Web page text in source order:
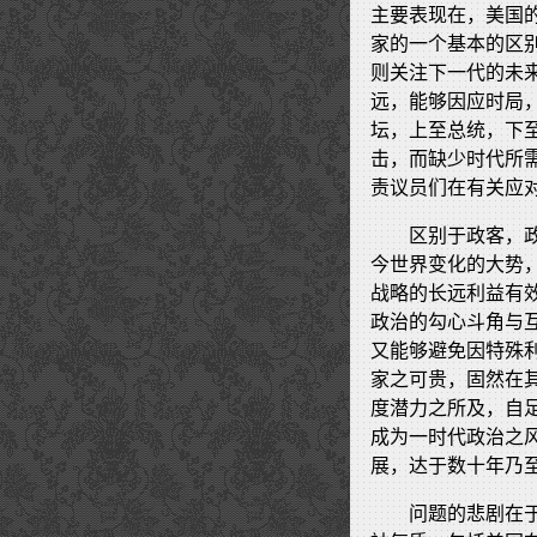
主要表现在，美国
家的一个基本的区
则关注下一代的未
远，能够因应时局
坛，上至总统，下
击，而缺少时代所
责议员们在有关应
区别于政客，
今世界变化的大势
战略的长远利益有
政治的勾心斗角与
又能够避免因特殊
家之可贵，固然在
度潜力之所及，自
成为一时代政治之
展，达于数十年乃
问题的悲剧在